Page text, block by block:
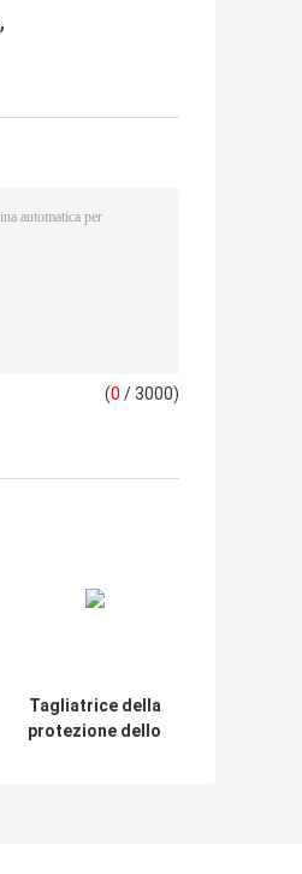
,
(0 / 3000)
Tagliatrice della
protezione dello